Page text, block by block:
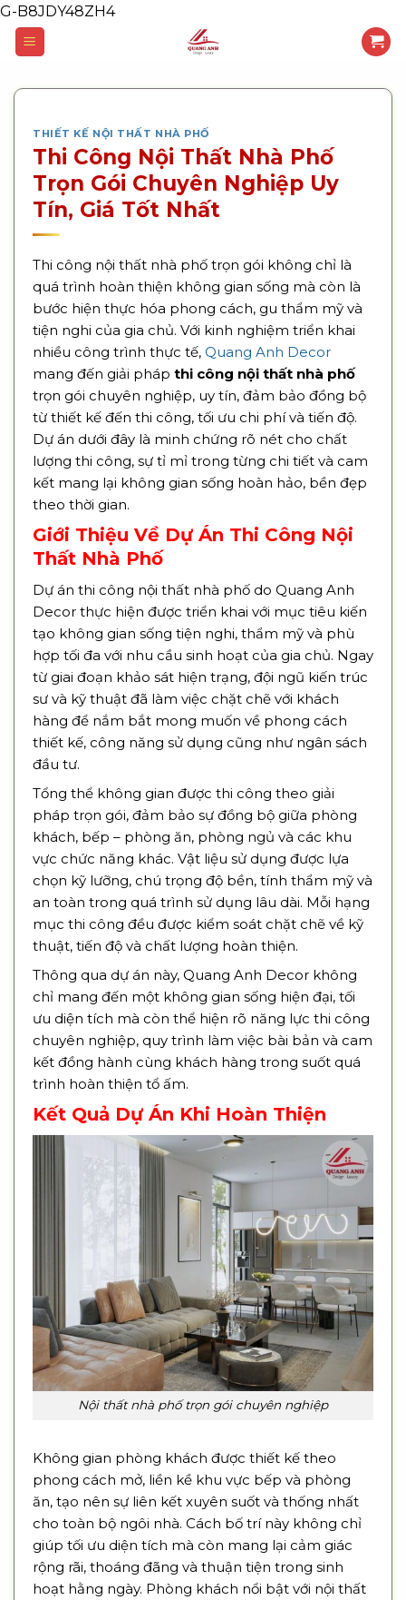
G-B8JDY48ZH4Skip
THIẾT KẾ NỘI THẤT NHÀ PHỐ
Thi Công Nội Thất Nhà Phố
Trọn Gói Chuyên Nghiệp Uy
Tín, Giá Tốt Nhất
Thi công nội thất nhà phố trọn gói không chỉ là
quá trình hoàn thiện không gian sống mà còn là
bước hiện thực hóa phong cách, gu thẩm mỹ và
tiện nghi của gia chủ. Với kinh nghiệm triển khai
nhiều công trình thực tế, Quang Anh Decor
mang đến giải pháp thi công nội thất nhà phố
trọn gói chuyên nghiệp, uy tín, đảm bảo đồng bộ
từ thiết kế đến thi công, tối ưu chi phí và tiến độ.
Dự án dưới đây là minh chứng rõ nét cho chất
lượng thi công, sự tỉ mỉ trong từng chi tiết và cam
kết mang lại không gian sống hoàn hảo, bền đẹp
theo thời gian.
Giới Thiệu Về Dự Án Thi Công Nội
Thất Nhà Phố
Dự án thi công nội thất nhà phố do Quang Anh
Decor thực hiện được triển khai với mục tiêu kiến
tạo không gian sống tiện nghi, thẩm mỹ và phù
hợp tối đa với nhu cầu sinh hoạt của gia chủ. Ngay
từ giai đoạn khảo sát hiện trạng, đội ngũ kiến trúc
sư và kỹ thuật đã làm việc chặt chẽ với khách
hàng để nắm bắt mong muốn về phong cách
thiết kế, công năng sử dụng cũng như ngân sách
đầu tư.
Tổng thể không gian được thi công theo giải
pháp trọn gói, đảm bảo sự đồng bộ giữa phòng
khách, bếp – phòng ăn, phòng ngủ và các khu
vực chức năng khác. Vật liệu sử dụng được lựa
chọn kỹ lưỡng, chú trọng độ bền, tính thẩm mỹ và
an toàn trong quá trình sử dụng lâu dài. Mỗi hạng
mục thi công đều được kiểm soát chặt chẽ về kỹ
thuật, tiến độ và chất lượng hoàn thiện.
Thông qua dự án này, Quang Anh Decor không
chỉ mang đến một không gian sống hiện đại, tối
ưu diện tích mà còn thể hiện rõ năng lực thi công
chuyên nghiệp, quy trình làm việc bài bản và cam
kết đồng hành cùng khách hàng trong suốt quá
trình hoàn thiện tổ ấm.
Kết Quả Dự Án Khi Hoàn Thiện
Nội thất nhà phố trọn gói chuyên nghiệp
Không gian phòng khách được thiết kế theo
phong cách mở, liền kề khu vực bếp và phòng
ăn, tạo nên sự liên kết xuyên suốt và thống nhất
cho toàn bộ ngôi nhà. Cách bố trí này không chỉ
giúp tối ưu diện tích mà còn mang lại cảm giác
rộng rãi, thoáng đãng và thuận tiện trong sinh
hoạt hằng ngày. Phòng khách nổi bật với nội thất